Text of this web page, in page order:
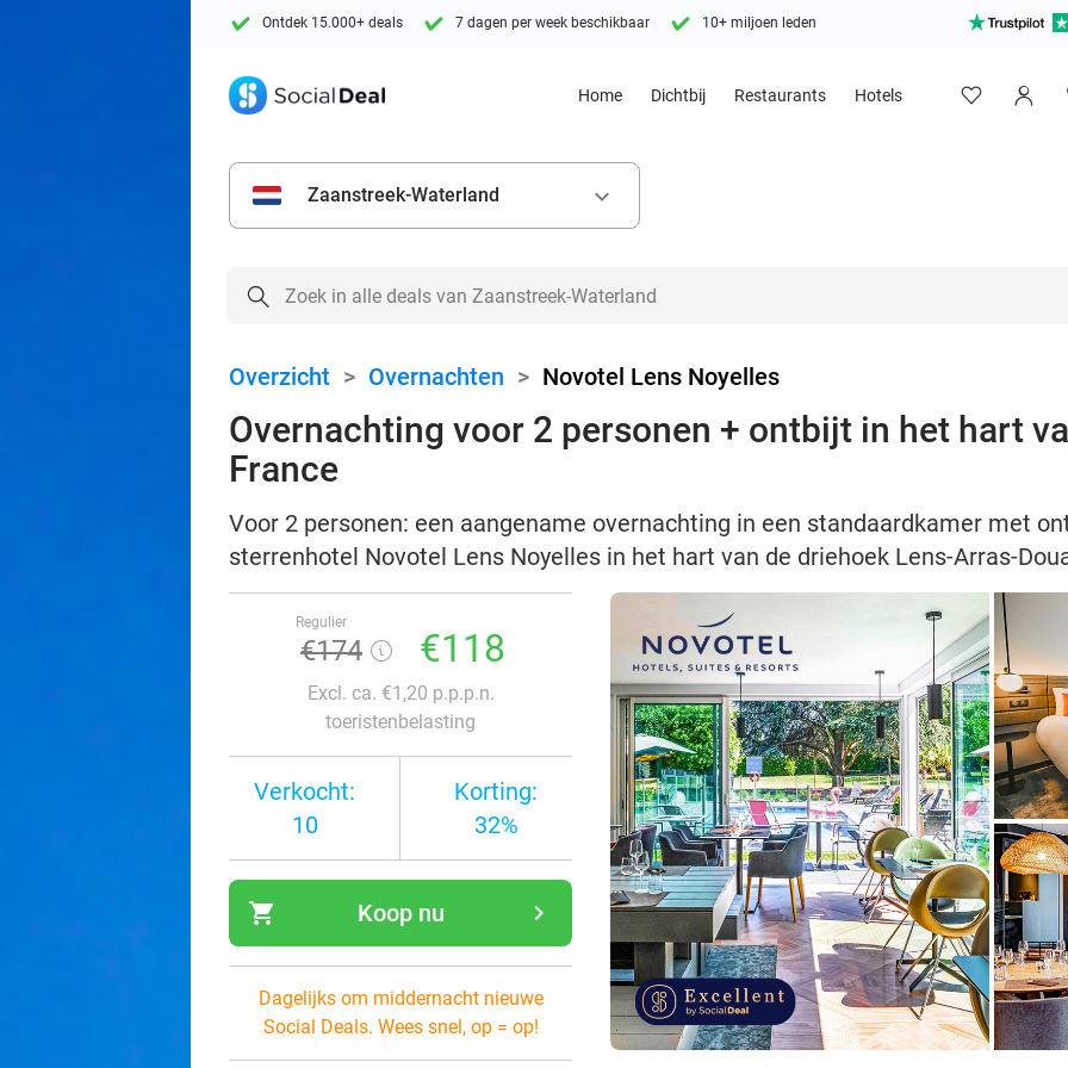
Ontdek 15.000+ deals 7 dagen per week beschikbaar 10+ miljoen leden
Home Dichtbij Restaurants Hotels
Zaanstreek-Waterland keyboard_arrow_down
Overzicht > Overnachten > Novotel Lens Noyelles
Overnachting voor 2 personen + ontbijt in het hart
France
Voor 2 personen: een aangename overnachting in een standaardkamer met
sterrenhotel Novotel Lens Noyelles in het hart van de driehoek Lens-Arras-
Regulier
€174 €118
Excl. ca. €1,20 p.p.p.n.
toeristenbelasting
Verkocht:
10
Korting:
32%
shopping_cart navigate_next
Koop nu
Dagelijks om middernacht nieuwe
Social Deals. Wees snel, op = op!